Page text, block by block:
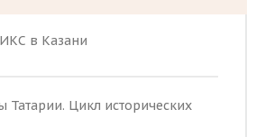
в Казани
Татарии. Цикл исторических